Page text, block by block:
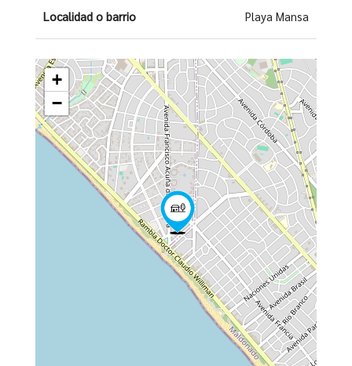
Localidad o barrio Playa Mansa
+
−